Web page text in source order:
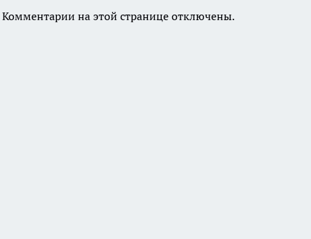
Комментарии на этой странице отключены.